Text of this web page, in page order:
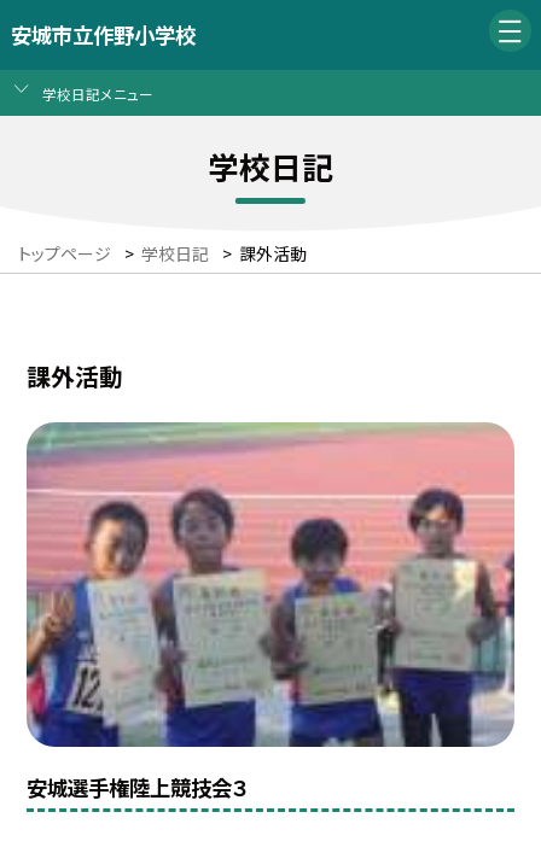
安城市立作野小学校
学校日記メニュー
学校日記
トップページ > 学校日記 > 課外活動
課外活動
安城選手権陸上競技会３